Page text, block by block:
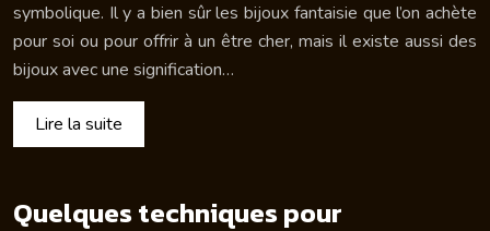
symbolique. Il y a bien sûr les bijoux fantaisie que l’on achète
pour soi ou pour offrir à un être cher, mais il existe aussi des
bijoux avec une signification…
Lire la suite
Quelques techniques pour